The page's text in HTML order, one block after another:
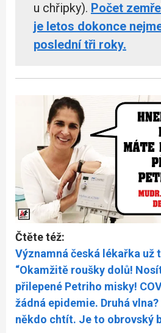
u chřipky). Počet
je letos dokonce
poslední tři roky.
Čtěte též:
Významná česká lékařka už
“Okamžitě roušky dolů!
přilepené Petriho misky!
žádná epidemie. Druhá
někdo chtít. Je to obrovský